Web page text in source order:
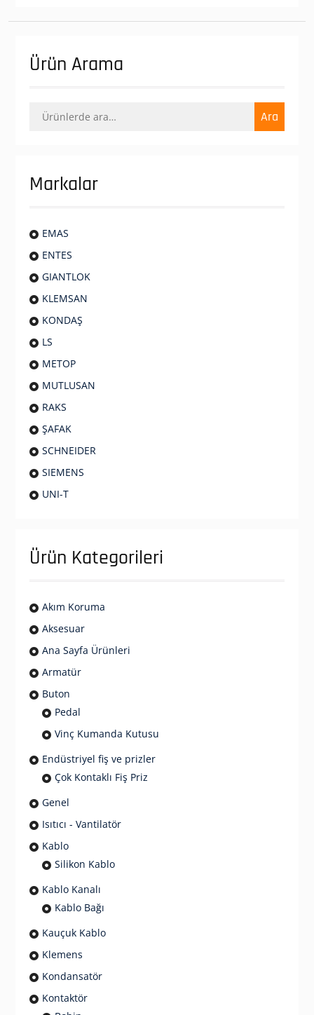
Ürün Arama
Ara: Ara
Markalar
EMAS
ENTES
GIANTLOK
KLEMSAN
KONDAŞ
LS
METOP
MUTLUSAN
RAKS
ŞAFAK
SCHNEIDER
SIEMENS
UNI-T
Ürün Kategorileri
Akım Koruma
Aksesuar
Ana Sayfa Ürünleri
Armatür
Buton
Pedal
Vinç Kumanda Kutusu
Endüstriyel fiş ve prizler
Çok Kontaklı Fiş Priz
Genel
Isıtıcı - Vantilatör
Kablo
Silikon Kablo
Kablo Kanalı
Kablo Bağı
Kauçuk Kablo
Klemens
Kondansatör
Kontaktör